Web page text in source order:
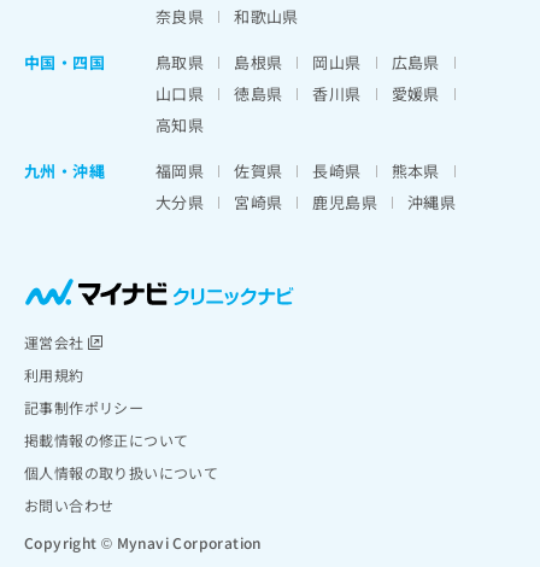
奈良県
和歌山県
中国・四国
鳥取県 島根県 岡山県
広島県
山口県
徳島県 香川県
愛媛県
高知県
九州・沖縄
福岡県 佐賀県 長崎県
熊本県
大分県
宮崎県 鹿児島県 沖縄県
運営会社
利用規約
記事制作ポリシー
掲載情報の修正について
個人情報の取り扱いについて
お問い合わせ
Copyright © Mynavi Corporation